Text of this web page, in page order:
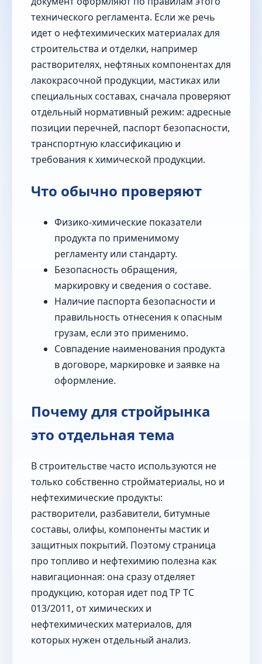
технического регламента. Если же речь
идет о нефтехимических материалах для
строительства и отделки, например
растворителях, нефтяных компонентах для
лакокрасочной продукции, мастиках или
специальных составах, сначала проверяют
отдельный нормативный режим: адресные
позиции перечней, паспорт безопасности,
транспортную классификацию и
требования к химической продукции.
Что обычно проверяют
Физико-химические показатели
продукта по применимому
регламенту или стандарту.
Безопасность обращения,
маркировку и сведения о составе.
Наличие паспорта безопасности и
правильность отнесения к опасным
грузам, если это применимо.
Совпадение наименования продукта
в договоре, маркировке и заявке на
оформление.
Почему для стройрынка
это отдельная тема
В строительстве часто используются не
только собственно стройматериалы, но и
нефтехимические продукты:
растворители, разбавители, битумные
составы, олифы, компоненты мастик и
защитных покрытий. Поэтому страница
про топливо и нефтехимию полезна как
навигационная: она сразу отделяет
продукцию, которая идет под ТР ТС
013/2011, от химических и
нефтехимических материалов, для
которых нужен отдельный анализ.